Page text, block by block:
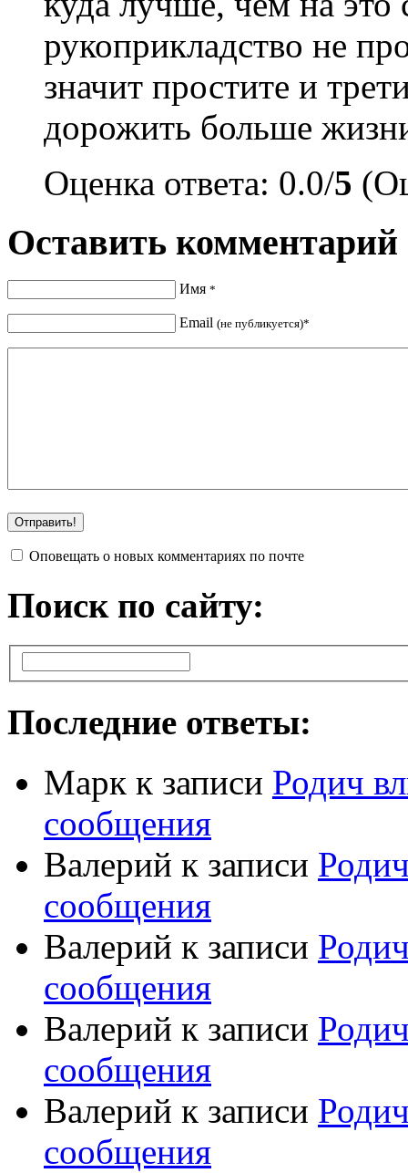
рукоприкладство не
значит простите и
дорожить больше
Оценка ответа: 0.0/5
Оставить комментарий
Имя *
Email (не публикуется)*
Оповещать о новых комментариях по почте
Поиск по сайту:
Последние ответы:
Марк к записи Родич
сообщения
Валерий к записи
сообщения
Валерий к записи
сообщения
Валерий к записи
сообщения
Валерий к записи
сообщения